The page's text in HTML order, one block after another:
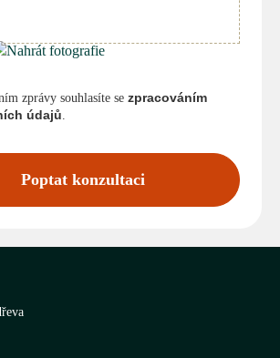
zprávy souhlasíte se zpracováním
údajů.
Poptat konzultaci